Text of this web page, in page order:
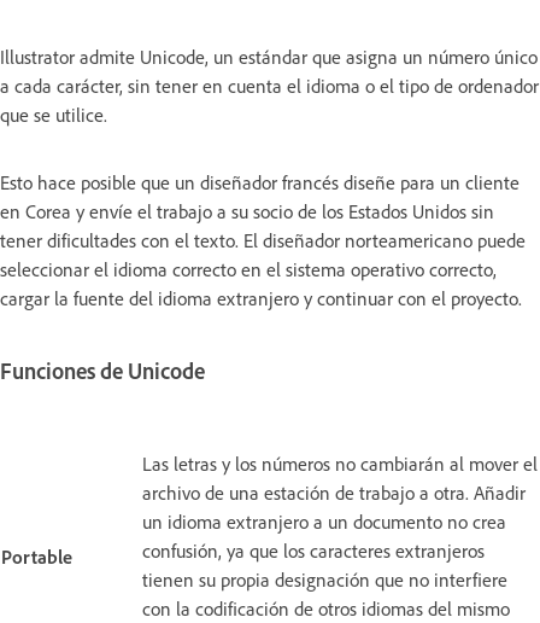
Illustrator admite Unicode, un estándar que asigna un número único
a cada carácter, sin tener en cuenta el idioma o el tipo de ordenador
que se utilice.
Esto hace posible que un diseñador francés diseñe para un cliente
en Corea y envíe el trabajo a su socio de los Estados Unidos sin
tener dificultades con el texto. El diseñador norteamericano puede
seleccionar el idioma correcto en el sistema operativo correcto,
cargar la fuente del idioma extranjero y continuar con el proyecto.
Funciones de Unicode
Portable
Las letras y los números no cambiarán al mover el
archivo de una estación de trabajo a otra. Añadir
un idioma extranjero a un documento no crea
confusión, ya que los caracteres extranjeros
tienen su propia designación que no interfiere
con la codificación de otros idiomas del mismo